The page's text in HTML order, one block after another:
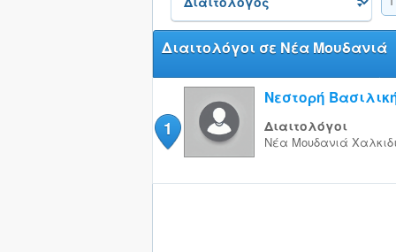
Διαιτολόγοι σε Νέα Μουδανιά
1
Νεστορή
Διαιτολόγοι
Νέα Μουδανιά